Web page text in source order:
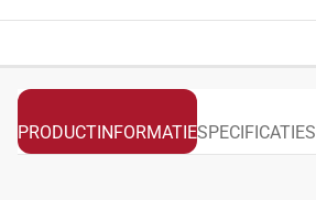
PRODUCTINFORMATIESPECIFICATIES